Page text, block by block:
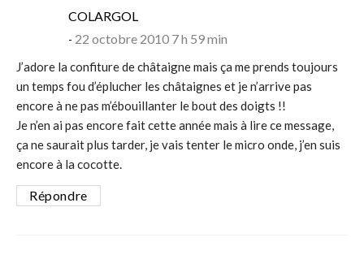
COLARGOLsays:
22 octobre 2010 7 h 59 min
J’adore la confiture de châtaigne mais ça me prends toujours
un temps fou d’éplucher les châtaignes et je n’arrive pas
encore à ne pas m’ébouillanter le bout des doigts !!
Je n’en ai pas encore fait cette année mais à lire ce message,
ça ne saurait plus tarder, je vais tenter le micro onde, j’en suis
encore à la cocotte.
Répondre